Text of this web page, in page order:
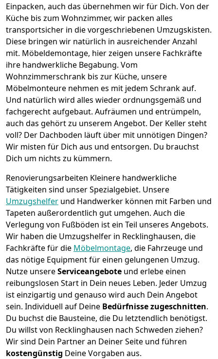
Einpacken, auch das übernehmen wir für Dich. Von der
Küche bis zum Wohnzimmer, wir packen alles
transportsicher in die vorgeschriebenen Umzugskisten.
Diese bringen wir natürlich in ausreichender Anzahl
mit. Möbeldemontage, hier zeigen unsere Fachkräfte
ihre handwerkliche Begabung. Vom
Wohnzimmerschrank bis zur Küche, unsere
Möbelmonteure nehmen es mit jedem Schrank auf.
Und natürlich wird alles wieder ordnungsgemäß und
fachgerecht aufgebaut. Aufräumen und entrümpeln,
auch das gehört zu unserem Angebot. Der Keller steht
voll? Der Dachboden läuft über mit unnötigen Dingen?
Wir misten für Dich aus und entsorgen. Du brauchst
Dich um nichts zu kümmern.
Renovierungsarbeiten Kleinere handwerkliche
Tätigkeiten sind unser Spezialgebiet. Unsere
Umzugshelfer und Handwerker können mit Farben und
Tapeten außerordentlich gut umgehen. Auch die
Verlegung von Fußböden ist ein Teil unseres Angebots.
Wir haben die Umzugshelfer in Recklinghausen, die
Fachkräfte für die Möbelmontage, die Fahrzeuge und
das nötige Equipment für einen gelungenen Umzug.
Nutze unsereServiceangebote und erlebe einen
reibungslosen Start in Dein neues Leben. Jeder Umzug
ist einzigartig und genauso wird auch Dein Angebot
sein. Individuell auf Deine Bedürfnisse zugeschnitten.
Du buchst die Bausteine, die Du letztendlich benötigst.
Du willst von Recklinghausen nach Schweden ziehen?
Wir sind Dein Partner an Deiner Seite und führen
kostengünstig Deine Vorgaben aus.